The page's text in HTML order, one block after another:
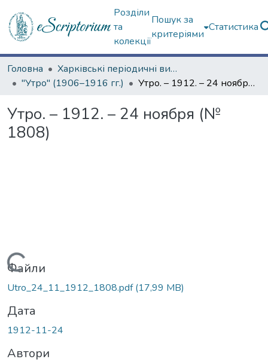
Розділи
та
колекції
Пошук за
критеріями
Статистика
Головна
Харківські періодичні видання
"Утро" (1906–1916 гг.)
Утро. – 1912. – 24 ноября (№ 1808)
Утро. – 1912. – 24 ноября (№
1808)
Вантажиться...
Файли
Utro_24_11_1912_1808.pdf(17,99 MB)
Дата
1912-11-24
Автори